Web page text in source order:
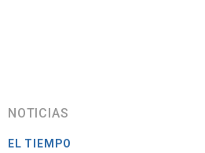
NOTICIAS
EL TIEMPO